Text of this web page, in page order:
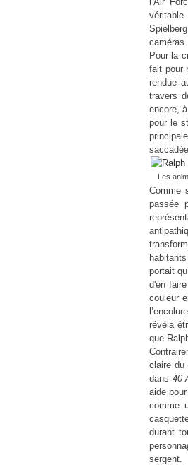
caméras.
Pour la
fait pour
rendue
travers
encore,
pour le
Les
Comme
passée
portait
d'en
couleur
l’encolure
révéla
que
claire du
dans 40
aide
comme
durant
sergent.